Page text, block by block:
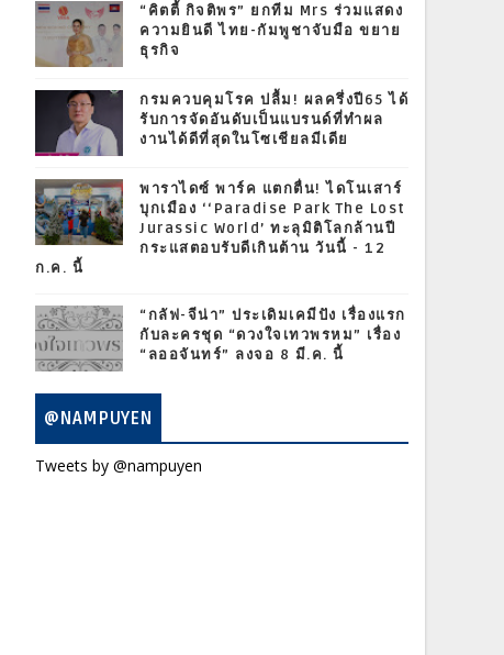
“คิตตี้ กิจติพร” ยกทีม Mrs ร่วมแสดง
ความยินดี ไทย-กัมพูชาจับมือ ขยาย
ธุรกิจ
กรมควบคุมโรค ปลื้ม! ผลครึ่งปี65 ได้
รับการจัดอันดับเป็นแบรนด์ที่ทำผล
งานได้ดีที่สุดในโซเชียลมีเดีย
พาราไดซ์ พาร์ค แตกตื่น! ไดโนเสาร์
บุกเมือง ‘‘Paradise Park The Lost
Jurassic World’ ทะลุมิติโลกล้านปี
กระแสตอบรับดีเกินต้าน วันนี้ - 12
ก.ค. นี้
“กลัฟ-จีน่า” ประเดิมเคมีปัง เรื่องแรก
กับละครชุด “ดวงใจเทวพรหม” เรื่อง
“ลออจันทร์” ลงจอ 8 มี.ค. นี้
@NAMPUYEN
Tweets by @nampuyen